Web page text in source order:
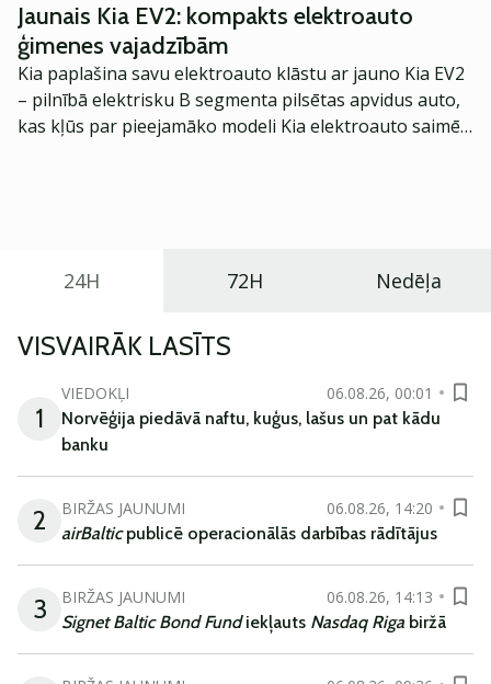
Jaunais Kia EV2: kompakts elektroauto
ģimenes vajadzībām
Kia paplašina savu elektroauto klāstu ar jauno Kia EV2
– pilnībā elektrisku B segmenta pilsētas apvidus auto,
kas kļūs par pieejamāko modeli Kia elektroauto saimē
24H 72H Nedēļa
VISVAIRĀK LASĪTS
1
VIEDOKĻI
06.08.26, 00:01
Norvēģija piedāvā naftu, kuģus, lašus un pat kādu
banku
2 BIRŽAS JAUNUMI
06.08.26, 14:20
airBalticpublicē operacionālās darbības rādītājus
3 BIRŽAS JAUNUMI
06.08.26, 14:13
Signet Baltic Bond Fundiekļauts Nasdaq Riga biržā